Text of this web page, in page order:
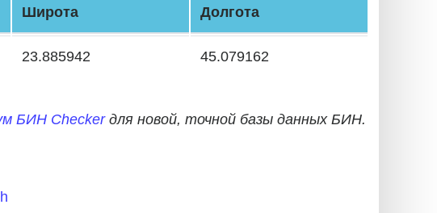
Широта Долгота
23.885942 45.079162
БИН Checkerдля новой, точной базы данных БИН.